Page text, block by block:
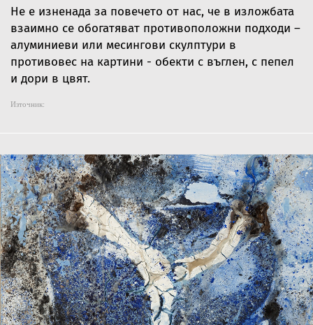
Не е изненада за повечето от нас, че в изложбата
взаимно се обогатяват противоположни подходи –
алуминиеви или месингови скулптури в
противовес на картини - обекти с въглен, с пепел
и дори в цвят.
Източник: